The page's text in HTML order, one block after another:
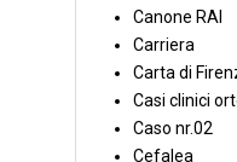
Canone RAI
Carriera
Carta di
Casi clinici
Caso nr.02
Cefalea